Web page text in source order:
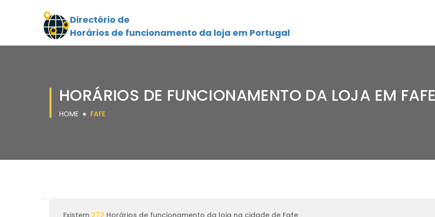
Directório de
Horários de funcionamento da loja em Portugal
HORÁRIOS DE FUNCIONAMENTO DA LOJA EM
HOME FAFE
Existem 272 Horários de funcionamento da loja na cidade de Fafe